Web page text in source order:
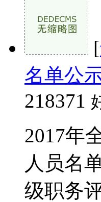
[
名单公
218371
2017年
人员名
级职务